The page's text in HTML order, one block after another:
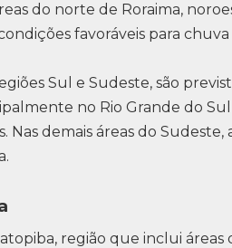
do norte de Roraima,
favoráveis para
Sul e Sudeste, são
no Rio Grande do
Nas demais áreas do
região que inclui áreas